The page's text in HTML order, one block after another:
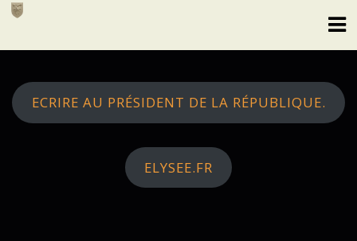
Skip
ECRIRE AU PRÉSIDENT DE LA RÉPUBLIQUE.
ELYSEE.FR